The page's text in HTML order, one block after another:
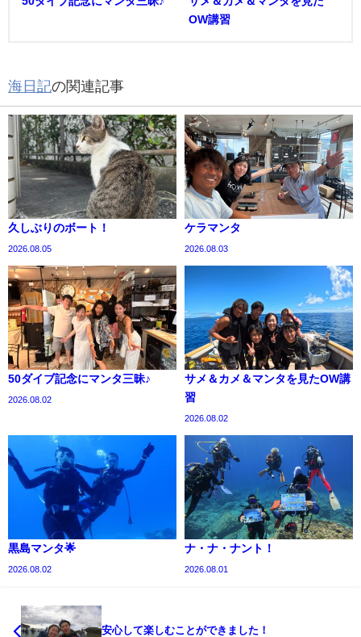
OW講習
海日記の関連記事
久しぶりのボート！
2026.08.05
ケラマンタ
2026.08.03
50ダイブ記念にマンタ三昧♪
2026.08.02
サメ＆カメ＆マンタを見たOW講
習
2026.08.02
黒島マンタ🌟
2026.08.02
ナ・ナ・ナント！
2026.08.01
安心して楽しむことができました！